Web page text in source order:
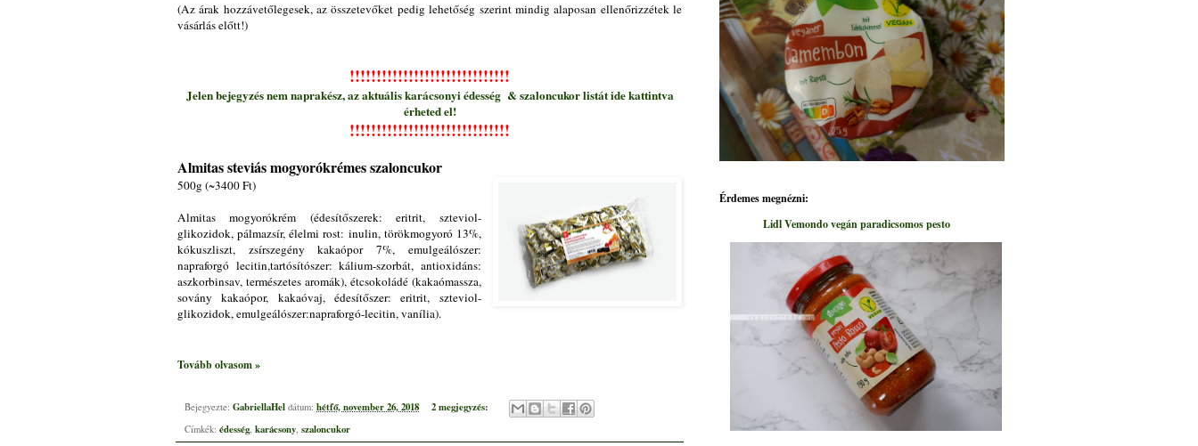
(Az árak hozzávetőlegesek, az összetevőket pedig lehetőség szerint mindig alaposan ellenőrizzétek le
vásárlás előtt!)
!!!!!!!!!!!!!!!!!!!!!!!!!!!!!!
Jelen bejegyzés nem naprakész, az aktuális karácsonyi édesség & szaloncukor listát ide kattintva
érheted el!
!!!!!!!!!!!!!!!!!!!!!!!!!!!!!!
Almitas steviás mogyorókrémes szaloncukor
500g (~3400 Ft)
Almitas mogyorókrém (édesítőszerek: eritrit, szteviol-
glikozidok, pálmazsír, élelmi rost: inulin, törökmogyoró 13%,
kókuszliszt, zsírszegény kakaópor 7%, emulgeálószer:
napraforgó lecitin,tartósítószer: kálium-szorbát, antioxidáns:
aszkorbinsav, természetes aromák), étcsokoládé (kakaómassza,
sovány kakaópor, kakaóvaj, édesítőszer: eritrit, szteviol-
glikozidok, emulgeálószer:napraforgó-lecitin, vanília).
Tovább olvasom »
Bejegyezte: GabriellaHel dátum: hétfő, november 26, 2018 2 megjegyzés:
Címkék: édesség, karácsony, szaloncukor
Érdemes megnézni:
Lidl Vemondo vegán paradicsomos pesto